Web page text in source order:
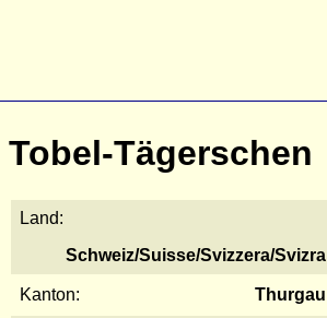
Tobel-Tägerschen
Land:
Schweiz/Suisse/Svizzera/Svizra
Kanton: Thurgau